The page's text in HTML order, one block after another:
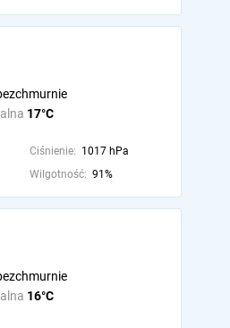
17°C
Ciśnienie: 1017 hPa
Wilgotność: 91%
16°C